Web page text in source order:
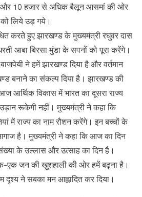
और 10 हजार से अधिक बैलून आसमां की ओर
को लिये उड़ गये।
करते हुए झारखण्ड के मुख्यमंत्री रघुवर दास
आबा बिरसा मुंडा के सपनों को पूरा करेंगे।
ने हमें झारखण्ड दिया है और वर्तमान
बनाने का संकल्प दिया है। झारखण्ड की
आर्थिक विकास में भारत का दूसरा राज्य
रूकेगी नहीं। मुख्यमंत्री ने कहा कि
में राज्य का नाम रौशन करेंगे। इन बच्चों के
है। मुख्यमंत्री ने कहा कि आज का दिन
के उल्लास और उत्साह का दिन है।
एक जन की खुशहाली की ओर हमें बढ़ना है।
ने सबका मन आह्लादित कर दिया।